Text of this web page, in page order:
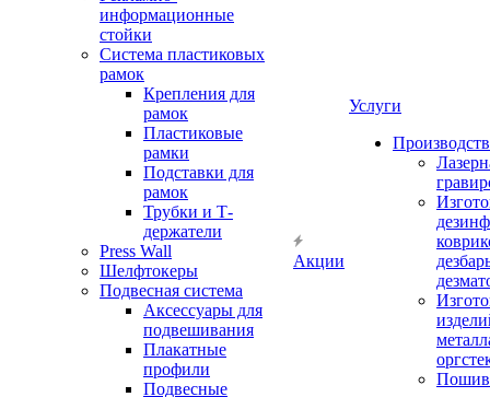
информационные
стойки
Система пластиковых
рамок
Крепления для
рамок
Пластиковые
рамки
Подставки для
рамок
Трубки и Т-
держатели
Press Wall
Шелфтокеры
Подвесная система
Аксессуары для
подвешивания
Плакатные
профили
Подвесные
Акции
Услуги
Пошив